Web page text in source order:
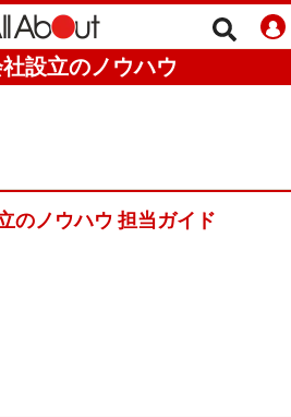
設立のノウハウ
のノウハウ 担当ガイド